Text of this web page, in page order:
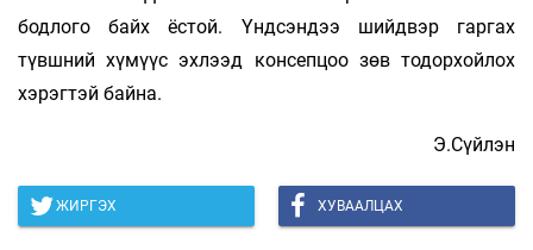
бодлого байх ёстой. Үндсэндээ шийдвэр гаргах
түвшний хүмүүс эхлээд консепцоо зөв тодорхойлох
хэрэгтэй байна.
Э.Сүйлэн
ЖИРГЭХ ХУВААЛЦАХ